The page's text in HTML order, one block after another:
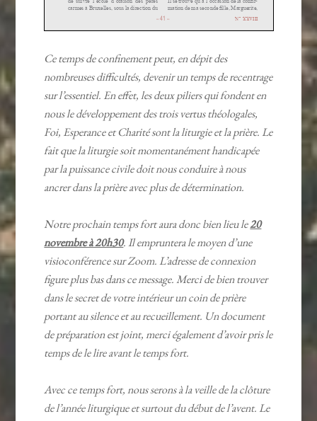
Ce temps de confinement peut, en dépit des
nombreuses difficultés, devenir un temps de recentrage
sur l’essentiel. En effet, les deux piliers qui fondent en
nous le développement des trois vertus théologales,
Foi, Esperance et Charité sont la liturgie et la prière. Le
fait que la liturgie soit momentanément handicapée
par la puissance civile doit nous conduire à nous
ancrer dans la prière avec plus de détermination.
Notre prochain temps fort aura donc bien lieu le20
novembre à 20h30. Il empruntera le moyen d’une
visioconférence sur Zoom. L’adresse de connexion
figure plus bas dans ce message. Merci de bien trouver
dans le secret de votre intérieur un coin de prière
portant au silence et au recueillement. Un document
de préparation est joint, merci également d’avoir pris le
temps de le lire avant le temps fort.
Avec ce temps fort, nous serons à la veille de la clôture
de l’année liturgique et surtout du début de l’avent. Le